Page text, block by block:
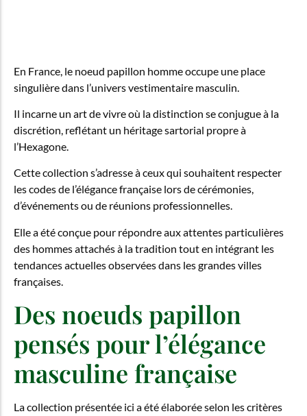
En France, le noeud papillon homme occupe une place
singulière dans l’univers vestimentaire masculin.
Il incarne un art de vivre où la distinction se conjugue à la
discrétion, reflétant un héritage sartorial propre à
l’Hexagone.
Cette collection s’adresse à ceux qui souhaitent respecter
les codes de l’élégance française lors de cérémonies,
d’événements ou de réunions professionnelles.
Elle a été conçue pour répondre aux attentes particulières
des hommes attachés à la tradition tout en intégrant les
tendances actuelles observées dans les grandes villes
françaises.
Des noeuds papillon
pensés pour l’élégance
masculine française
La collection présentée ici a été élaborée selon les critères